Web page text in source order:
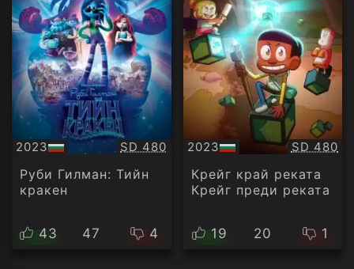
2023
БГ
аудио
Качество:
SD 480
Руби Гилман: Тийн
кракен
43 47 4
2023
БГ
аудио
SD 480
Крейг край реката
Крейг преди реката
19 20 1